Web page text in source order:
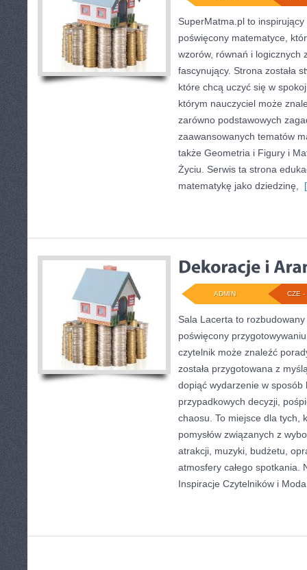
SuperMatma.pl to
poświęcony matematyce,
wzorów, równań i logicznych
fascynujący. Strona została
które chcą uczyć się w
którym nauczyciel może
zarówno podstawowych
zaawansowanych tematów
także Geometria i Figury i
Życiu. Serwis ta strona
matematykę jako dziedzinę,
CZE -
ADMIN
Sala Lacerta to
poświęcony
czytelnik może znaleźć
została przygotowana z
dopiąć wydarzenie w sposób
przypadkowych decyzji,
chaosu. To miejsce dla tych,
pomysłów związanych z
atrakcji, muzyki, budżetu,
atmosfery całego spotkania.
Inspiracje Czytelników i Moda